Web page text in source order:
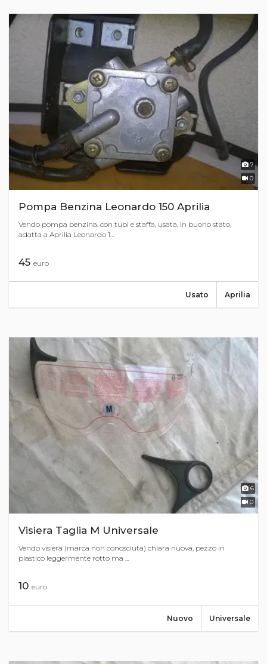
7
0
Pompa Benzina Leonardo 150 Aprilia
Vendo pompa benzina, con tubi e staffa, usata, in buono stato,
adatta a Aprilia Leonardo 1...
45 euro
Aprilia
Usato
6
0
Visiera Taglia M Universale
Vendo visiera (marca non conosciuta) chiara nuova, pezzo in
plastico leggermente rotto ma ...
10 euro
Universale
Nuovo